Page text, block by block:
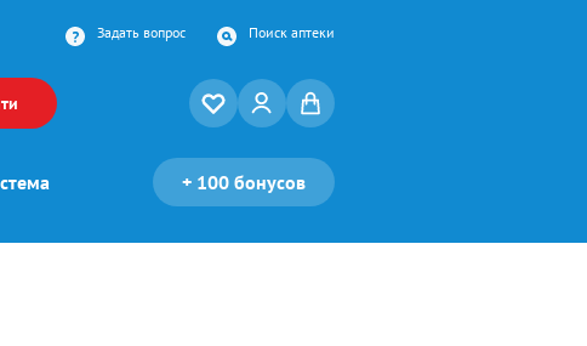
Задать вопрос Поиск аптеки
+ 100 бонусов